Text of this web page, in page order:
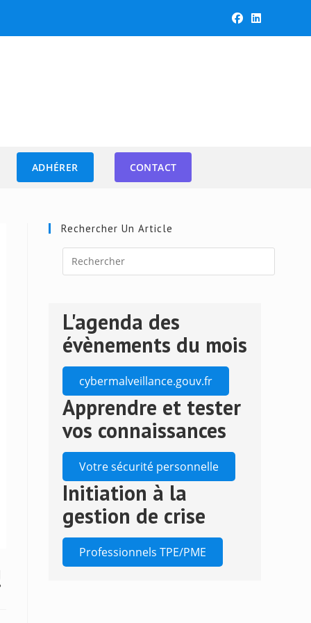
ADHÉRER CONTACT
Rechercher Un Article
close
search
L'agenda des
évènements du mois
cybermalveillance.gouv.fr
Apprendre et tester
vos connaissances
Votre sécurité personnelle
Initiation à la
gestion de crise
Professionnels TPE/PME